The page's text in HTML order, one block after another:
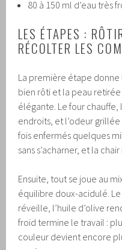
80 à 150 ml d’eau très
LES ÉTAPES :
RÉCOLTER LES
La première étape donne
bien rôti et la peau
élégante. Le four chauffe,
endroits, et l’odeur
fois enfermés quelques
sans s’acharner, et la
Ensuite, tout se joue au
équilibre doux-acidulé.
réveille, l’huile d’olive
froid termine le travail :
couleur devient encore